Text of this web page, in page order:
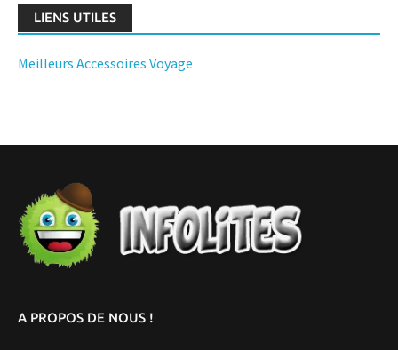
LIENS UTILES
Meilleurs Accessoires Voyage
A PROPOS DE NOUS !